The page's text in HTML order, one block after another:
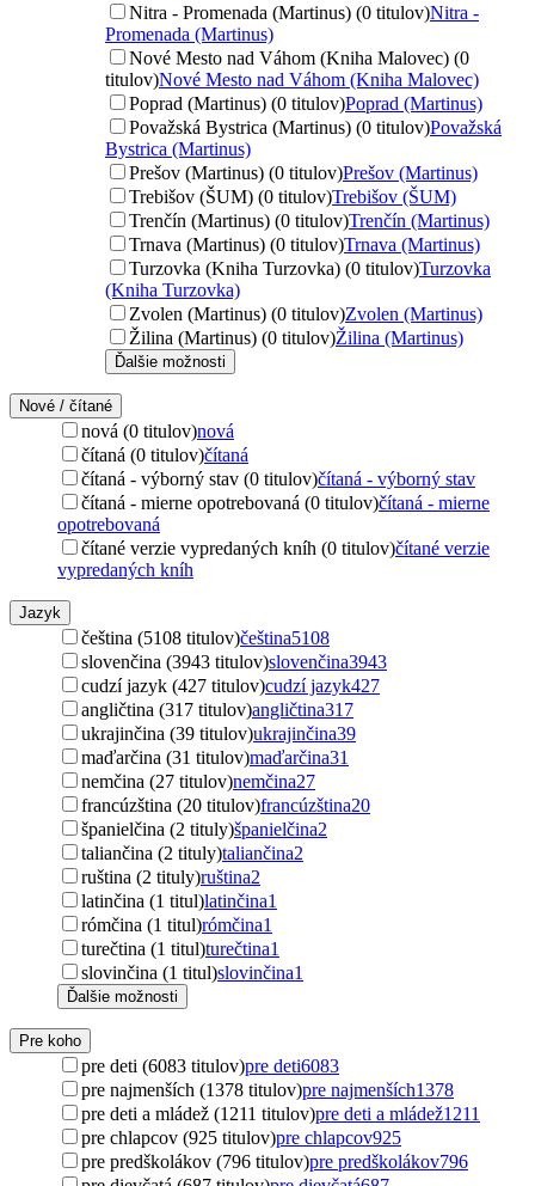
Nitra - Promenada (Martinus) (0 titulov)Nitra -
Promenada (Martinus)
Nové Mesto nad Váhom (Kniha Malovec) (0
titulov)Nové Mesto nad Váhom (Kniha Malovec)
Poprad (Martinus) (0 titulov)Poprad (Martinus)
Považská Bystrica (Martinus) (0 titulov)Považská
Bystrica (Martinus)
Prešov (Martinus) (0 titulov)Prešov (Martinus)
Trebišov (ŠUM) (0 titulov)Trebišov (ŠUM)
Trenčín (Martinus) (0 titulov)Trenčín (Martinus)
Trnava (Martinus) (0 titulov)Trnava (Martinus)
Turzovka (Kniha Turzovka) (0 titulov)Turzovka
(Kniha Turzovka)
Zvolen (Martinus) (0 titulov)Zvolen (Martinus)
Žilina (Martinus) (0 titulov)Žilina (Martinus)
Ďalšie možnosti
Nové / čítané
nová (0 titulov)nová
čítaná (0 titulov)čítaná
čítaná - výborný stav (0 titulov)čítaná - výborný stav
čítaná - mierne opotrebovaná (0 titulov)čítaná - mierne
opotrebovaná
čítané verzie vypredaných kníh (0 titulov)čítané verzie
vypredaných kníh
Jazyk
čeština (5108 titulov)čeština5108
slovenčina (3943 titulov)slovenčina3943
cudzí jazyk (427 titulov)cudzí jazyk427
angličtina (317 titulov)angličtina317
ukrajinčina (39 titulov)ukrajinčina39
maďarčina (31 titulov)maďarčina31
nemčina (27 titulov)nemčina27
francúzština (20 titulov)francúzština20
španielčina (2 tituly)španielčina2
taliančina (2 tituly)taliančina2
ruština (2 tituly)ruština2
latinčina (1 titul)latinčina1
rómčina (1 titul)rómčina1
turečtina (1 titul)turečtina1
slovinčina (1 titul)slovinčina1
Ďalšie možnosti
Pre koho
pre deti (6083 titulov)pre deti6083
pre najmenších (1378 titulov)pre najmenších1378
pre deti a mládež (1211 titulov)pre deti a mládež1211
pre chlapcov (925 titulov)pre chlapcov925
pre predškolákov (796 titulov)pre predškolákov796